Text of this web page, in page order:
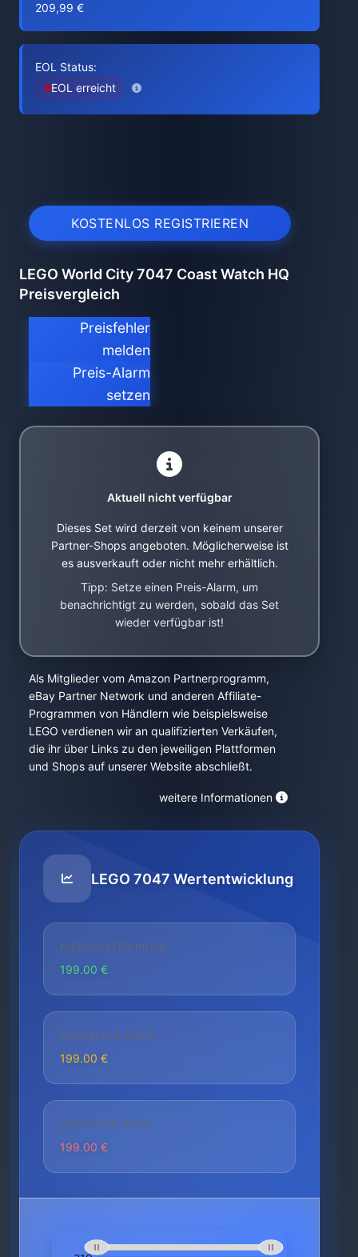
209,99 €
EOL Status:
EOL erreicht
KOSTENLOS REGISTRIEREN
LEGO World City 7047 Coast Watch HQ
Preisvergleich
Preisfehler
melden
Preis-Alarm
setzen
Aktuell nicht verfügbar
Dieses Set wird derzeit von keinem unserer
Partner-Shops angeboten. Möglicherweise ist
es ausverkauft oder nicht mehr erhältlich.
Tipp: Setze einen Preis-Alarm, um
benachrichtigt zu werden, sobald das Set
wieder verfügbar ist!
Als Mitglieder vom Amazon Partnerprogramm,
eBay Partner Network und anderen Affiliate-
Programmen von Händlern wie beispielsweise
LEGO verdienen wir an qualifizierten Verkäufen,
die ihr über Links zu den jeweiligen Plattformen
und Shops auf unserer Website abschließt.
weitere Informationen
LEGO 7047 Wertentwicklung
NIEDRIGSTER PREIS
199.00 €
AKTUELLER PREIS
199.00 €
HÖCHSTER PREIS
199.00 €